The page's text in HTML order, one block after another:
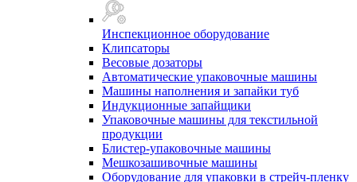
Инспекционное оборудование
Клипсаторы
Весовые дозаторы
Автоматические упаковочные машины
Машины наполнения и запайки туб
Индукционные запайщики
Упаковочные машины для текстильной
продукции
Блистер-упаковочные машины
Мешкозашивочные машины
Оборудование для упаковки в стрейч-пленку